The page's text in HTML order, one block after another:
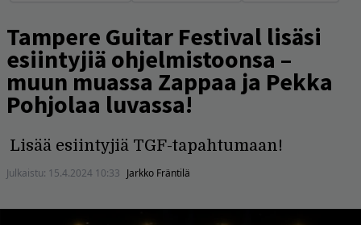
Tampere Guitar Festival lisäsi
esiintyjiä ohjelmistoonsa –
muun muassa Zappaa ja Pekka
Pohjolaa luvassa!
Lisää esiintyjiä TGF-tapahtumaan!
Julkaistu: 15.4.2024 10:33 Jarkko Fräntilä